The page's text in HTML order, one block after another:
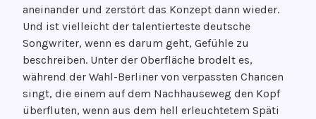
aneinander und zerstört das Konzept dann wieder.
Und ist vielleicht der talentierteste deutsche
Songwriter, wenn es darum geht, Gefühle zu
beschreiben. Unter der Oberfläche brodelt es,
während der Wahl-Berliner von verpassten Chancen
singt, die einem auf dem Nachhauseweg den Kopf
überfluten, wenn aus dem hell erleuchtetem Späti